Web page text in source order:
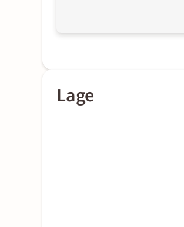
Lage